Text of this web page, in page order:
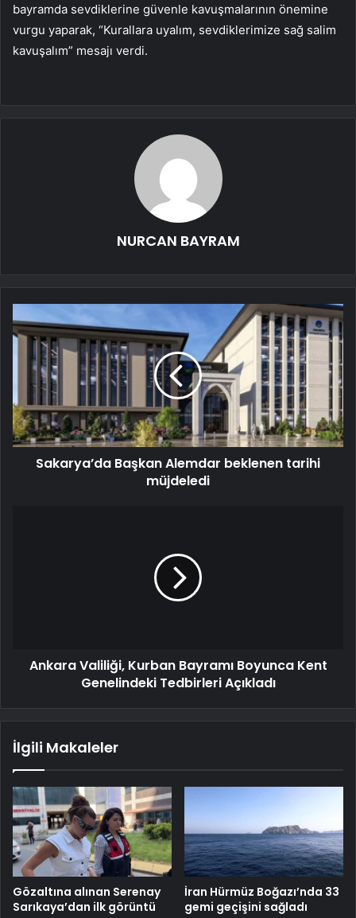
bayramda sevdiklerine güvenle kavuşmalarının önemine
vurgu yaparak, “Kurallara uyalım, sevdiklerimize sağ salim
kavuşalım” mesajı verdi.
NURCAN BAYRAM
Sakarya’da Başkan Alemdar beklenen tarihi
müjdeledi
Ankara Valiliği, Kurban Bayramı Boyunca Kent
Genelindeki Tedbirleri Açıkladı
İlgili Makaleler
Gözaltına alınan Serenay
Sarıkaya’dan ilk görüntü
İran Hürmüz Boğazı’nda 33
gemi geçişini sağladı